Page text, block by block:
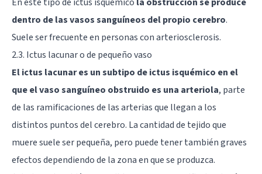
dentro de las vasos sanguíneos del propio cerebro.
Suele ser frecuente en personas con arteriosclerosis.
2.3. Ictus lacunar o de pequeño vaso
El ictus lacunar es un subtipo de ictus isquémico en el
que el vaso sanguíneo obstruido es una arteriola, parte
de las ramificaciones de las arterias que llegan a los
distintos puntos del cerebro. La cantidad de tejido que
muere suele ser pequeña, pero puede tener también graves
efectos dependiendo de la zona en que se produzca.